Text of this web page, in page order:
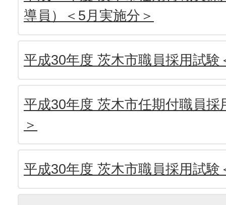
導員）＜5月実施分＞
平成30年度 茨木市職員採用試験
平成30年度 茨木市任期付職員採
＞
平成30年度 茨木市職員採用試験